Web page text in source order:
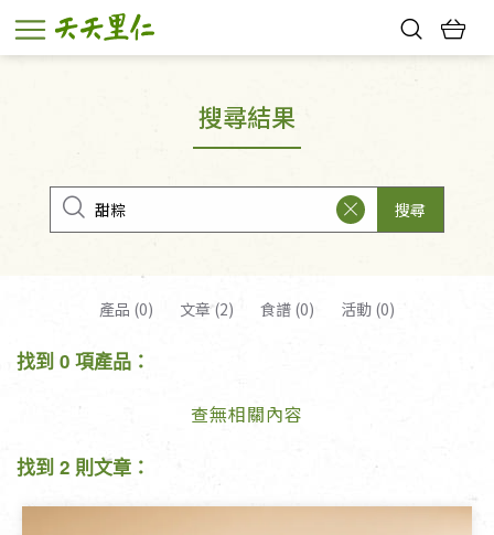
幸福節中獎名單
搜尋結果
搜尋
產品 (0) 文章 (2) 食譜 (0) 活動 (0)
找到 0 項產品：
查無相關內容
找到 2 則文章：